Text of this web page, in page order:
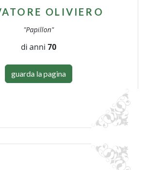
OLIVIERO
"Papillon"
di anni 70
guarda la pagina